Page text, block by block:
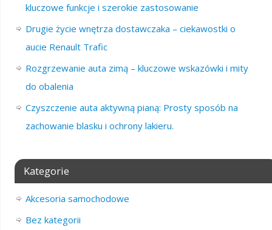
kluczowe funkcje i szerokie zastosowanie
Drugie życie wnętrza dostawczaka – ciekawostki o
aucie Renault Trafic
Rozgrzewanie auta zimą – kluczowe wskazówki i mity
do obalenia
Czyszczenie auta aktywną pianą: Prosty sposób na
zachowanie blasku i ochrony lakieru.
Kategorie
Akcesoria samochodowe
Bez kategorii